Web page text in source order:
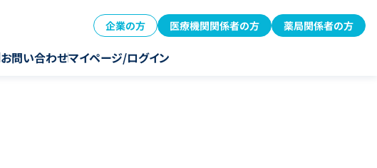
企業の方 医療機関関係者の方 薬局関係者の方
お問い合わせマイページ/ログイン